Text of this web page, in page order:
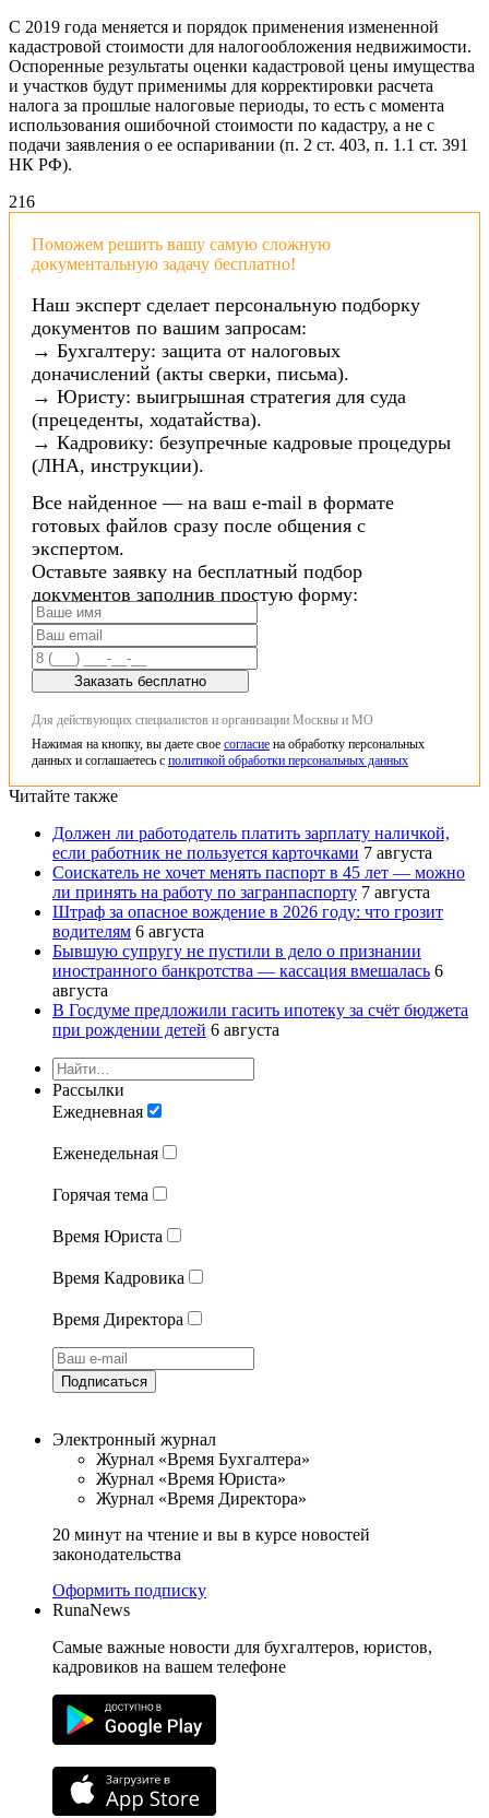
С 2019 года меняется и порядок применения измененной
кадастровой стоимости для налогообложения недвижимости.
Оспоренные результаты оценки кадастровой цены имущества
и участков будут применимы для корректировки расчета
налога за прошлые налоговые периоды, то есть с момента
использования ошибочной стоимости по кадастру, а не с
подачи заявления о ее оспаривании (п. 2 ст. 403, п. 1.1 ст. 391
НК РФ).
216
Поможем решить вашу самую сложную
документальную задачу бесплатно!
Наш эксперт сделает персональную подборку
документов по вашим запросам:
→ Бухгалтеру: защита от налоговых
доначислений (акты сверки, письма).
→ Юристу: выигрышная стратегия для суда
(прецеденты, ходатайства).
→ Кадровику: безупречные кадровые процедуры
(ЛНА, инструкции).
Все найденное — на ваш e-mail в формате
готовых файлов сразу после общения с
экспертом.
Оставьте заявку на бесплатный подбор
документов заполнив простую форму:
Заказать бесплатно
Для действующих специалистов и организации Москвы и МО
Нажимая на кнопку, вы даете свое согласие на обработку персональных
данных и соглашаетесь с политикой обработки персональных данных
Читайте также
Должен ли работодатель платить зарплату наличкой,
если работник не пользуется карточками 7 августа
Соискатель не хочет менять паспорт в 45 лет — можно
ли принять на работу по загранпаспорту 7 августа
Штраф за опасное вождение в 2026 году: что грозит
водителям 6 августа
Бывшую супругу не пустили в дело о признании
иностранного банкротства — кассация вмешалась 6
августа
В Госдуме предложили гасить ипотеку за счёт бюджета
при рождении детей 6 августа
Рассылки
Ежедневная
Еженедельная
Горячая тема
Время Юриста
Время Кадровика
Время Директора
Подписаться
Электронный журнал
Журнал «Время Бухгалтера»
Журнал «Время Юриста»
Журнал «Время Директора»
20 минут на чтение и вы в курсе новостей
законодательства
Оформить подписку
RunaNews
Самые важные новости для бухгалтеров, юристов,
кадровиков на вашем телефоне